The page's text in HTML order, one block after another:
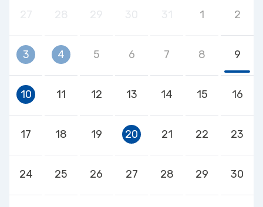
1 2
3 4 5 6 7 8 9
10 11 12 13 14 15 16
17 18 19 20 21 22 23
24 25 26 27 28 29 30